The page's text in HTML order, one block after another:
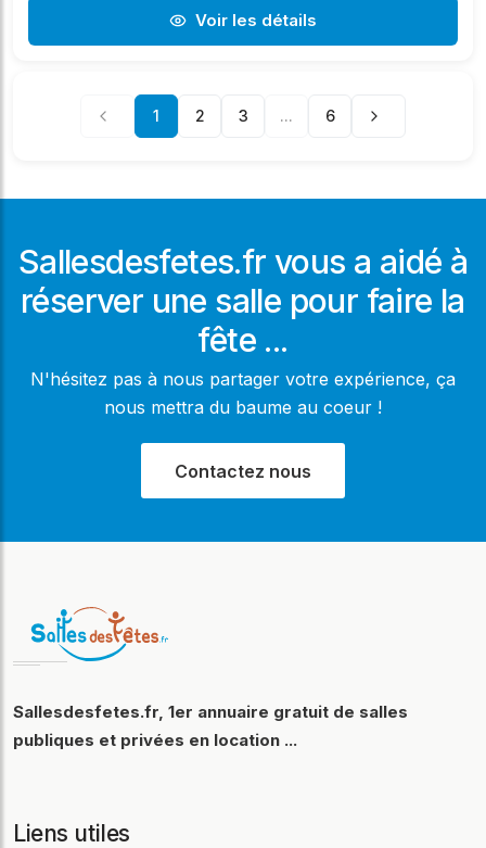
Voir les détails
1 2 3 ... 6
Sallesdesfetes.fr vous a aidé à
réserver une salle pour faire la
fête ...
N'hésitez pas à nous partager votre expérience, ça
nous mettra du baume au coeur !
Contactez nous
Sallesdesfetes.fr, 1er annuaire gratuit de salles
publiques et privées en location ...
Liens utiles